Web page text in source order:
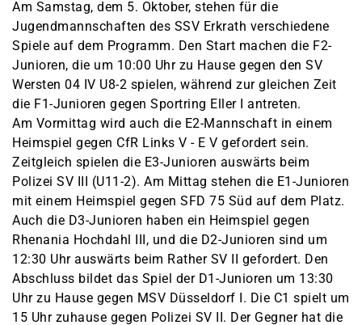
Am Samstag, dem 5. Oktober, stehen für die
Jugendmannschaften des SSV Erkrath verschiedene
Spiele auf dem Programm. Den Start machen die F2-
Junioren, die um 10:00 Uhr zu Hause gegen den SV
Wersten 04 IV U8-2 spielen, während zur gleichen Zeit
die F1-Junioren gegen Sportring Eller I antreten.
Am Vormittag wird auch die E2-Mannschaft in einem
Heimspiel gegen CfR Links V - E V gefordert sein.
Zeitgleich spielen die E3-Junioren auswärts beim
Polizei SV III (U11-2). Am Mittag stehen die E1-Junioren
mit einem Heimspiel gegen SFD 75 Süd auf dem Platz.
Auch die D3-Junioren haben ein Heimspiel gegen
Rhenania Hochdahl III, und die D2-Junioren sind um
12:30 Uhr auswärts beim Rather SV II gefordert. Den
Abschluss bildet das Spiel der D1-Junioren um 13:30
Uhr zu Hause gegen MSV Düsseldorf I. Die C1 spielt um
15 Uhr zuhause gegen Polizei SV II. Der Gegner hat die